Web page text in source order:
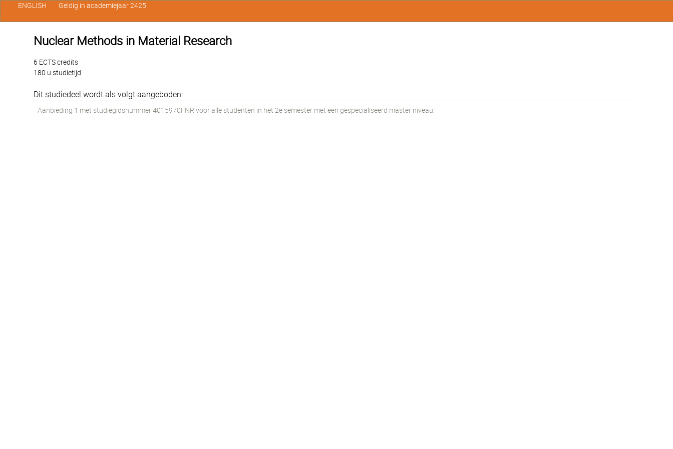
Nuclear Methods in Material Research
6 ECTS credits
180 u studietijd
Dit studiedeel wordt als volgt aangeboden:
Aanbieding 1 met studiegidsnummer 4015970FNR voor alle studenten in het 2e semester met een gespecialiseerd master niveau.
ENGLISH Geldig in academiejaar 2425